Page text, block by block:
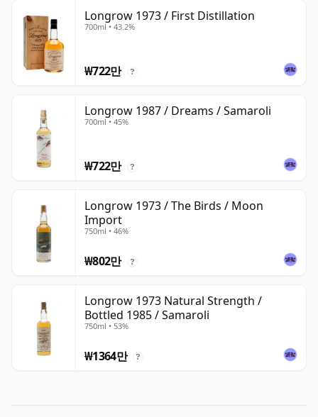
Longrow 1973 / First Distillation
700ml • 43.2%
₩722만 ?
Longrow 1987 / Dreams / Samaroli
700ml • 45%
₩722만 ?
Longrow 1973 / The Birds / Moon
Import
750ml • 46%
₩802만 ?
Longrow 1973 Natural Strength /
Bottled 1985 / Samaroli
750ml • 53%
₩1364만 ?